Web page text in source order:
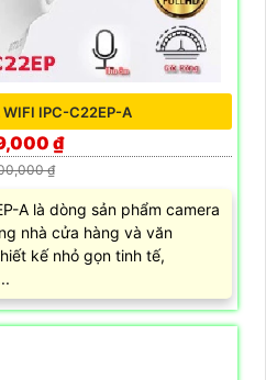
WIFI IPC-C22EP-A
₫
₫
A là dòng sản phẩm camera
nhà cửa hàng và văn
kế nhỏ gọn tinh tế,